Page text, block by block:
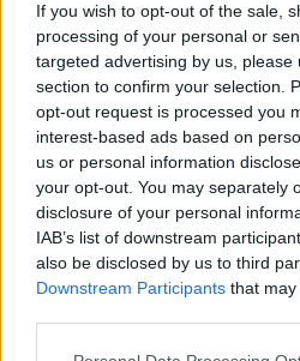
If you wish to opt-out of the sale,
processing of your personal or
targeted advertising by us, please
section to confirm your selection.
opt-out request is processed you
interest-based ads based on
us or personal information
your opt-out. You may separately
disclosure of your personal
IAB’s list of downstream
also be disclosed by us to third
Downstream Participants that
I wanna be Well
Infeliz Natal (en español)
Kavookavala
Macaxeira